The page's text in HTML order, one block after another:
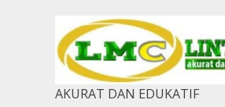
AKURAT DAN EDUKATIF